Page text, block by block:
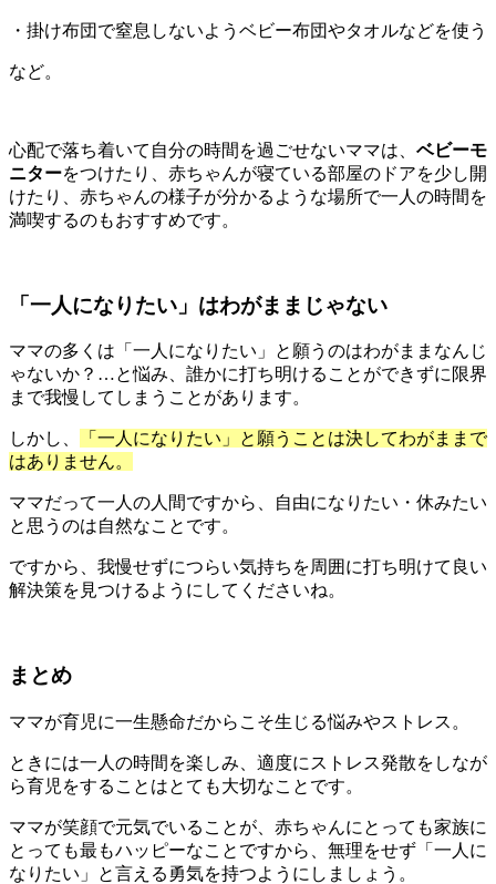
・掛け布団で窒息しないようベビー布団やタオルなどを使う
など。
心配で落ち着いて自分の時間を過ごせないママは、 ベビーモ
ニターをつけたり、赤ちゃんが寝ている部屋のドアを少し開
けたり、赤ちゃんの様子が分かるような場所で一人の時間を
満喫するのもおすすめです。
「一人になりたい」はわがままじゃない
ママの多くは「一人になりたい」と願うのはわがままなんじ
ゃないか？…と悩み、誰かに打ち明けることができずに限界
まで我慢してしまうことがあります。
しかし、
「一人になりたい」と願うことは決してわがままで
はありません。
ママだって一人の人間ですから、自由になりたい・休みたい
と思うのは自然なことです。
ですから、我慢せずにつらい気持ちを周囲に打ち明けて良い
解決策を見つけるようにしてくださいね。
まとめ
ママが育児に一生懸命だからこそ生じる悩みやストレス。
ときには一人の時間を楽しみ、適度にストレス発散をしなが
ら育児をすることはとても大切なことです。
ママが笑顔で元気でいることが、赤ちゃんにとっても家族に
とっても最もハッピーなことですから、無理をせず「一人に
なりたい」と言える勇気を持つようにしましょう。